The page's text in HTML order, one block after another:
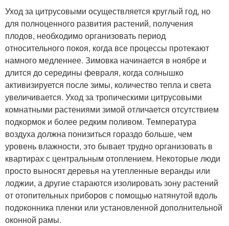
Уход за цитрусовыми осуществляется круглый год, но
для полноценного развития растений, получения
плодов, необходимо организовать период
относительного покоя, когда все процессы протекают
намного медленнее. Зимовка начинается в ноябре и
длится до середины февраля, когда солнышко
активизируется после зимы, количество тепла и света
увеличивается. Уход за тропическими цитрусовыми
комнатными растениями зимой отличается отсутствием
подкормок и более редким поливом. Температура
воздуха должна понизиться гораздо больше, чем
уровень влажности, это бывает трудно организовать в
квартирах с центральным отоплением. Некоторые люди
просто выносят деревья на утепленные веранды или
лоджии, а другие стараются изолировать зону растений
от отопительных приборов с помощью натянутой вдоль
подоконника пленки или установленной дополнительной
оконной рамы.